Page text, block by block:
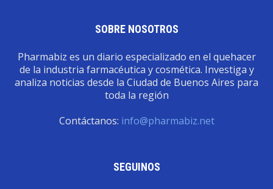
SOBRE NOSOTROS
Pharmabiz es un diario especializado en el quehacer
de la industria farmacéutica y cosmética. Investiga y
analiza noticias desde la Ciudad de Buenos Aires para
toda la región
Contáctanos: info@pharmabiz.net
SEGUINOS